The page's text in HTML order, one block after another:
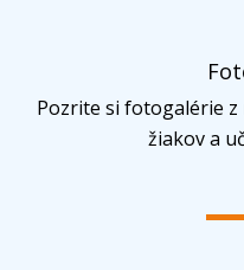
Pozrite si fotogalérie
žiakov a